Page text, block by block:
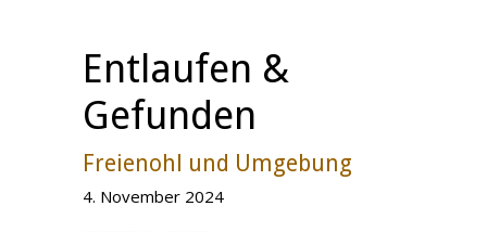
Entlaufen &
Gefunden
Freienohl und Umgebung
4. November 2024